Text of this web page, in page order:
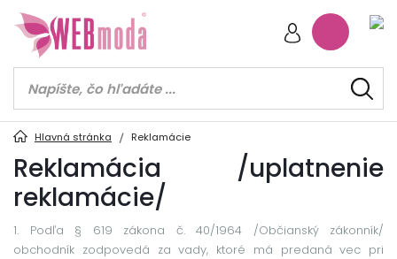
Hlavná stránka Reklamácie
Reklamácia /uplatnenie
reklamácie/
1. Podľa § 619 zákona č. 40/1964 /Občianský zákonník/
obchodník zodpovedá za vady, ktoré má predaná vec pri